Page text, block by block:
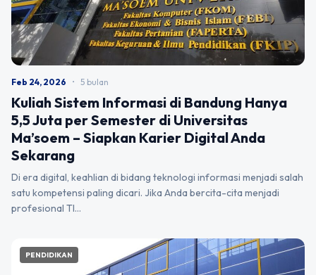
Feb 24, 2026 • 5 bulan
Kuliah Sistem Informasi di Bandung Hanya
5,5 Juta per Semester di Universitas
Ma’soem – Siapkan Karier Digital Anda
Sekarang
Di era digital, keahlian di bidang teknologi informasi menjadi salah
satu kompetensi paling dicari. Jika Anda bercita-cita menjadi
profesional TI…
PENDIDIKAN